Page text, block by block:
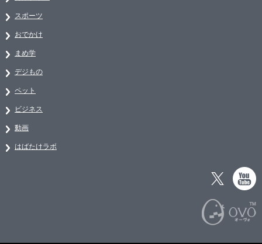
スポーツ
おでかけ
まめ学
デジもの
ペット
ビジネス
動画
はばたけラボ